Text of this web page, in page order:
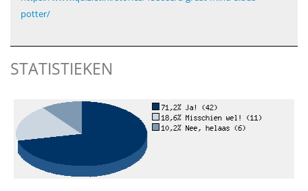
potter/
STATISTIEKEN